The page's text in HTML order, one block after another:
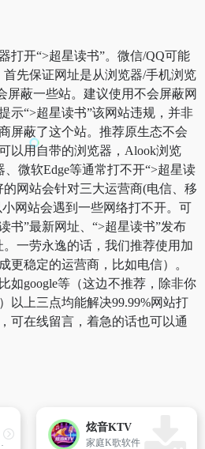
打开“>超星读书”。微信/QQ可能
首先保证网址是从浏览器/手机浏览
屏蔽一些站。建议使用不会屏蔽网
示“>超星读书”该网站违规，并非
屏蔽了这个站。推荐原生态不会
以用自带的浏览器，Alook浏览
微软Edge等通常打不开“>超星读
网站会针对三大运营商(电信、移
网站会遇到一些网络打不开。可
书”最新网址、“>超星读书”发布
一劳永逸的话，我们推荐使用加
更稳定的运营商，比如电信）。
如google等（这边不推荐，除非你
以上三点均能解决99.99%网站打
可在线留言，着急的话也可以通
广阔的互动交流平台。虎扑体育致力于打造“你的体育全世界”！
炫音KTV
家庭K歌软件